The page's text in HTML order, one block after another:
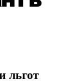
льгот